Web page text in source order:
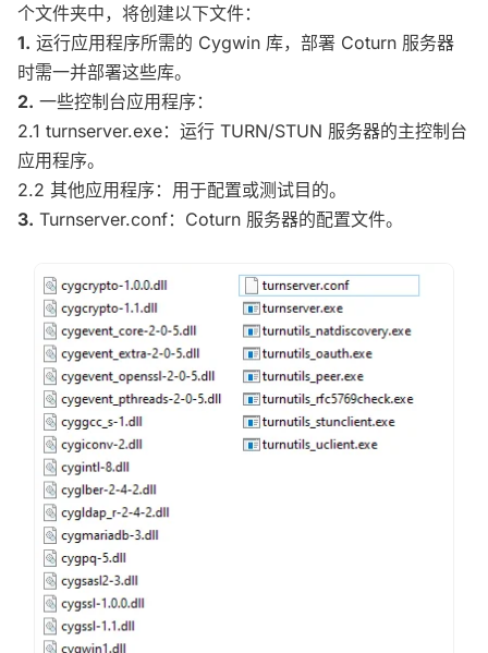
个文件夹中，将创建以下文件：
1. 运行应用程序所需的 Cygwin 库，部署 Coturn 服务器
时需一并部署这些库。
2. 一些控制台应用程序：
2.1 turnserver.exe：运行 TURN/STUN 服务器的主控制台
应用程序。
2.2 其他应用程序：用于配置或测试目的。
3. Turnserver.conf：Coturn 服务器的配置文件。